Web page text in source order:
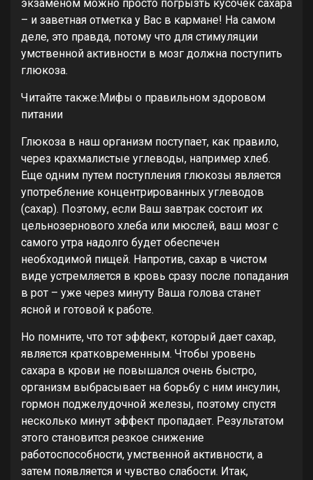
экзаменом можно просто погрызть кусочек сахара
– и заветная отметка у Вас в кармане! На самом
деле, это правда, потому что для стимуляции
умственной активности в мозг должна поступить
глюкоза.
Читайте также:Мифы о правильном здоровом
питании
Глюкоза в наш организм поступает, как правило,
через крахмалистые углеводы, например хлеб.
Еще одним путем поступления глюкозы является
употребление концентрированных углеводов
(сахар). Поэтому, если Ваш завтрак состоит их
цельнозернового хлеба или мюслей, ваш мозг с
самого утра надолго будет обеспечен
необходимой пищей. Напротив, сахар в чистом
виде устремляется в кровь сразу после попадания
в рот – уже через минуту Ваша голова станет
ясной и готовой к работе.
Но помните, что тот эффект, который дает сахар,
является кратковременным. Чтобы уровень
сахара в крови не повышался очень быстро,
организм выбрасывает на борьбу с ним инсулин,
гормон поджелудочной железы, поэтому спустя
несколько минут эффект пропадает. Результатом
этого становится резкое снижение
работоспособности, умственной активности, а
затем появляется и чувство слабости. Итак,